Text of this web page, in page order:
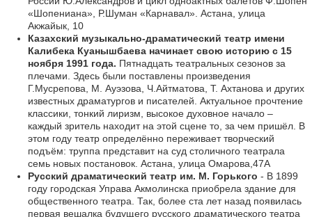
«Шопениана», Р.Шуман «Карнавал». Астана, улица
Акжайык, 10
Казахский музыкально-драматический театр имени
Калибека Куанышбаева начинает свою историю с 15
ноября 1991 года. Пятнадцать театральных сезонов за
плечами. Здесь были поставлены произведения
Г.Мусрепова, М. Ауэзова, Ч.Айтматова, Т. Ахтанова и других
известных драматургов и писателей. Актуальное прочтение
классики, тонкий лиризм, высокое духовное начало –
каждый зритель находит на этой сцене то, за чем пришёл. В
этом году театр определённо переживает творческий
подъём: труппа представит на суд столичного театрала
семь новых постановок. Астана, улица Омарова,47А
Русский драматический театр им. М. Горького - В 1899
году городская Управа Акмолинска приобрела здание для
общественного театра. Так, более ста лет назад появилась
первая вешалка будущего русского драматического театра